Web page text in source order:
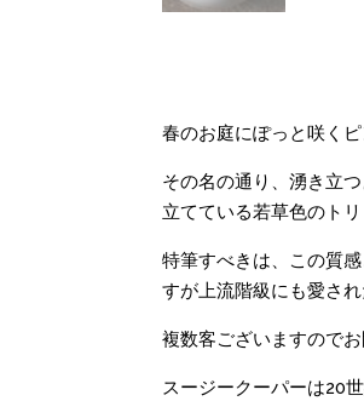
春のお庭にぽっと咲く
その名の通り、湧き立
立てている若草色のト
特筆すべきは、この質
すが上流階級にも愛され
複数客ございますのでお
スージークーパーは20